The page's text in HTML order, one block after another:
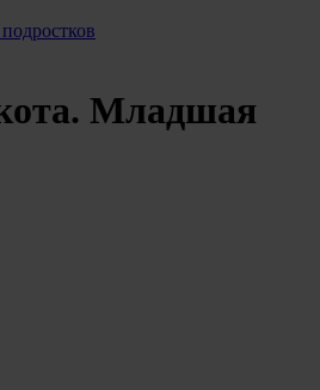
Младшая